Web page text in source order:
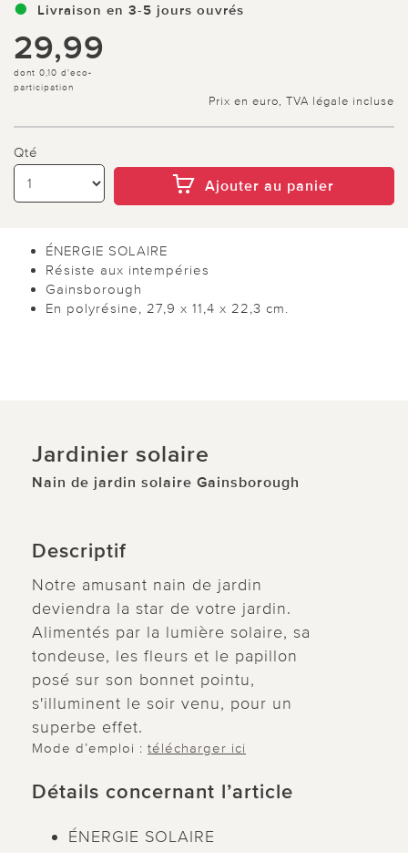
Livraison en 3-5 jours ouvrés
29,99
dont 0,10 d'eco-
participation
Prix en euro, TVA légale incluse
Qté
Ajouter au panier
ÉNERGIE SOLAIRE
Résiste aux intempéries
Gainsborough
En polyrésine, 27,9 x 11,4 x 22,3 cm.
Jardinier solaire
Nain de jardin solaire Gainsborough
Descriptif
Notre amusant nain de jardin
deviendra la star de votre jardin.
Alimentés par la lumière solaire, sa
tondeuse, les fleurs et le papillon
posé sur son bonnet pointu,
s'illuminent le soir venu, pour un
superbe effet.
Mode d’emploi : télécharger ici
Détails concernant l’article
ÉNERGIE SOLAIRE